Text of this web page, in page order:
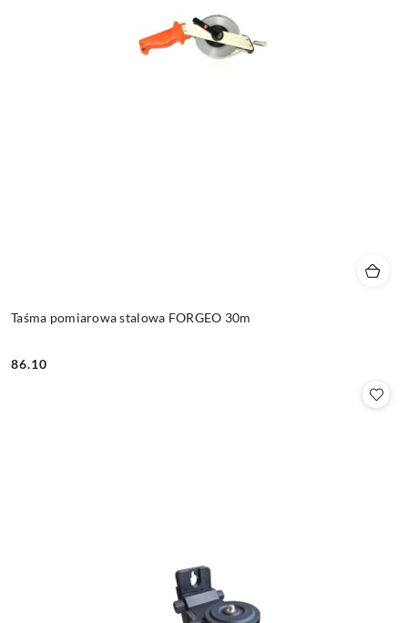
Taśma pomiarowa stalowa FORGEO 30m
Cena:
86.10